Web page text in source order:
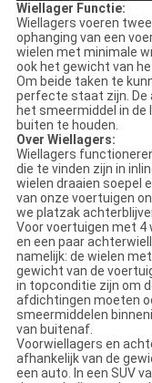
Wiellager Functie:
Wiellagers voeren
ophanging van een
wielen met minimale
ook het gewicht van
Om beide taken te
perfecte staat zijn. De
het smeermiddel in de
buiten te houden.
Over Wiellagers:
Wiellagers
die te vinden zijn in
wielen draaien soepel
van onze voertuigen
we platzak
Voor voertuigen met 4
en een paar
namelijk: de wielen
gewicht van de
in topconditie zijn om
afdichtingen moeten
smeermiddelen
van buitenaf.
Voorwiellagers en
afhankelijk van de
een auto. In een SUV